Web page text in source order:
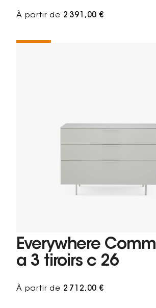
À partir de 2 391,00 €
Everywhere
a 3 tiroirs c 26
À partir de 2 712,00 €